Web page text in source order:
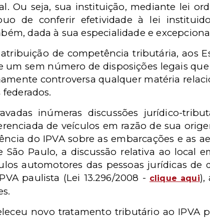
Ou seja, sua instituição, mediante lei
de conferir efetividade à lei
dada à sua especialidade e
de competência tributária, aos
um sem número de disposições legais
controversa qualquer matéria
inúmeras discussões jurídico-
de veículos em razão de sua
do IPVA sobre as embarcações e as
São Paulo, a discussão relativa ao local
automotores das pessoas jurídicas de
paulista (Lei 13.296/2008 - clique aqui),
novo tratamento tributário ao IPVA